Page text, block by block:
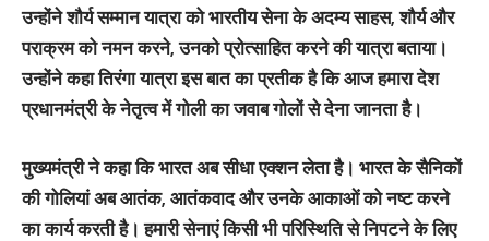
उन्होंने शौर्य सम्मान यात्रा को भारतीय सेना के अदम्य साहस, शौर्य और
पराक्रम को नमन करने, उनको प्रोत्साहित करने की यात्रा बताया।
उन्होंने कहा तिरंगा यात्रा इस बात का प्रतीक है कि आज हमारा देश
प्रधानमंत्री के नेतृत्व में गोली का जवाब गोलों से देना जानता है।
मुख्यमंत्री ने कहा कि भारत अब सीधा एक्शन लेता है। भारत के सैनिकों
की गोलियां अब आतंक, आतंकवाद और उनके आकाओं को नष्ट करने
का कार्य करती है। हमारी सेनाएं किसी भी परिस्थिति से निपटने के लिए